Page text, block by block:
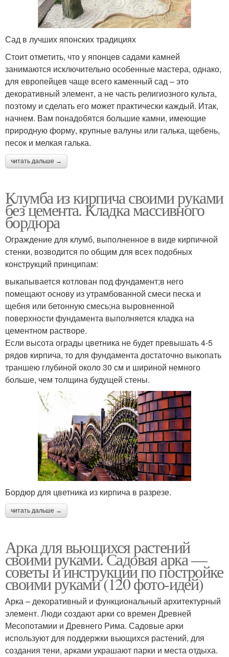
Сад в лучших японских традициях
Стоит отметить, что у японцев садами камней
занимаются исключительно особенные мастера, однако,
для европейцев чаще всего каменный сад – это
декоративный элемент, а не часть религиозного культа,
поэтому и сделать его может практически каждый. Итак,
начнем. Вам понадобятся большие камни, имеющие
природную форму, крупные валуны или галька, щебень,
песок и мелкая галька.
читать дальше →
Клумба из кирпича своими руками
без цемента. Кладка массивного
бордюра
Ограждение для клумб, выполненное в виде кирпичной
стенки, возводится по общим для всех подобных
конструкций принципам:
выкапывается котлован под фундамент;в него
помещают основу из утрамбованной смеси песка и
щебня или бетонную смесь;на выровненной
поверхности фундамента выполняется кладка на
цементном растворе.
Если высота ограды цветника не будет превышать 4-5
рядов кирпича, то для фундамента достаточно выкопать
траншею глубиной около 30 см и шириной немного
больше, чем толщина будущей стены.
Бордюр для цветника из кирпича в разрезе.
читать дальше →
Арка для вьющихся растений
своими руками. Садовая арка —
советы и инструкции по постройке
своими руками (120 фото-идей)
Арка – декоративный и функциональный архитектурный
элемент. Люди создают арки со времен Древней
Месопотамии и Древнего Рима. Садовые арки
используют для поддержки вьющихся растений, для
создания тени, арками украшают парки и места отдыха.